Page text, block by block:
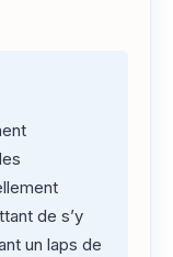
de s’y
un laps de